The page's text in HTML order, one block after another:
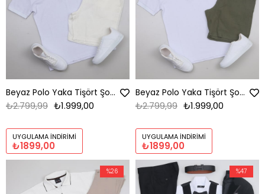
Beyaz Polo Yaka Tişört Şort Ayakkabı Kombini
₺1.999,00
₺2.799,99
UYGULAMA İNDIRIMI
₺1899,00
Beyaz Polo Yaka Tişört Şort Ayakkabı Kombini
₺1.999,00
₺2.799,99
UYGULAMA İNDIRIMI
₺1899,00
%26 %47